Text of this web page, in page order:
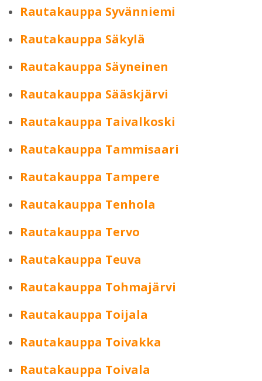
Rautakauppa Syvänniemi
Rautakauppa Säkylä
Rautakauppa Säyneinen
Rautakauppa Sääskjärvi
Rautakauppa Taivalkoski
Rautakauppa Tammisaari
Rautakauppa Tampere
Rautakauppa Tenhola
Rautakauppa Tervo
Rautakauppa Teuva
Rautakauppa Tohmajärvi
Rautakauppa Toijala
Rautakauppa Toivakka
Rautakauppa Toivala